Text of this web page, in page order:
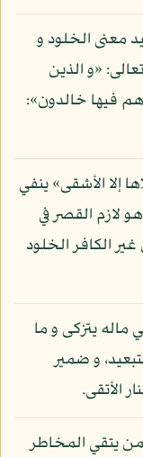
معنى الخلود و
«و الذين
هم فيها خالدون»:
إلا الأشقى» ينفي
لازم القصر في
غير الكافر الخلود
ماله يتزكى و ما
و ضمير
الأتقى.
يتقي المخاطر